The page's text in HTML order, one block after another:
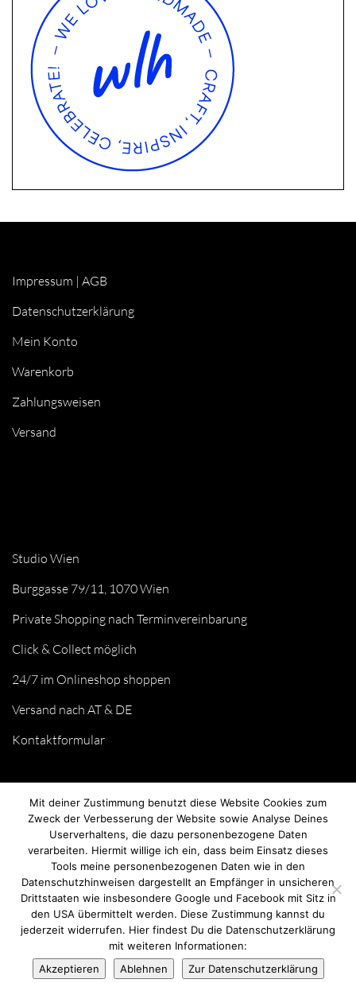
Impressum | AGB
Datenschutzerklärung
Mein Konto
Warenkorb
Zahlungsweisen
Versand
Studio Wien
Burggasse 79/11, 1070 Wien
Private Shopping nach Terminvereinbarung
Click & Collect möglich
24/7 im Onlineshop shoppen
Versand nach AT & DE
Kontaktformular
© we love handmade 2026. All rights reserved.
Mit deiner Zustimmung benutzt diese Website Cookies zum
Zweck der Verbesserung der Website sowie Analyse Deines
Userverhaltens, die dazu personenbezogene Daten
verarbeiten. Hiermit willige ich ein, dass beim Einsatz dieses
Tools meine personenbezogenen Daten wie in den
Datenschutzhinweisen dargestellt an Empfänger in unsicheren
Drittstaaten wie insbesondere Google und Facebook mit Sitz in
den USA übermittelt werden. Diese Zustimmung kannst du
jederzeit widerrufen. Hier findest Du die Datenschutzerklärung
mit weiteren Informationen:
Akzeptieren
Ablehnen Zur Datenschutzerklärung